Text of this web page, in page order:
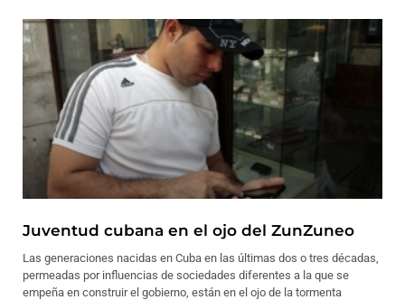
Juventud cubana en el ojo del ZunZuneo
Las generaciones nacidas en Cuba en las últimas dos o tres décadas,
permeadas por influencias de sociedades diferentes a la que se
empeña en construir el gobierno, están en el ojo de la tormenta